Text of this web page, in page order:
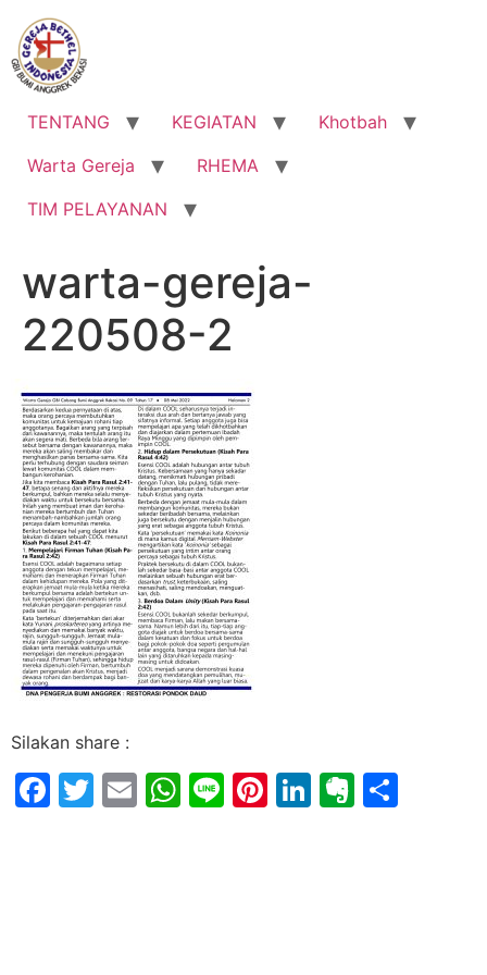
Lewati
konten
TENTANG KEGIATAN
Khotbah
Warta Gereja
RHEMA
TIM PELAYANAN
warta-gereja-
220508-2
Silakan share :
Facebook
Twitter
EmailWhatsApp
LinePinterest
LinkedIn